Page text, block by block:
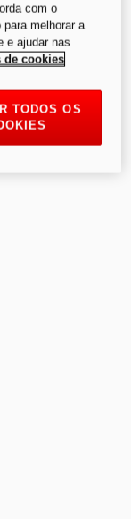
com o
melhorar a
e ajudar nas
de cookies
TODOS OS